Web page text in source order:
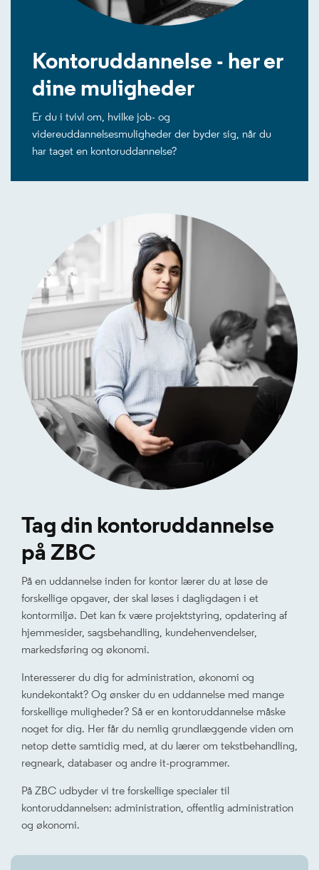
Kontoruddannelse - her er
dine muligheder
Er du i tvivl om, hvilke job- og
videreuddannelsesmuligheder der byder sig, når du
har taget en kontoruddannelse?
Tag din kontoruddannelse
på ZBC
På en uddannelse inden for kontor lærer du at løse de
forskellige opgaver, der skal løses i dagligdagen i et
kontormiljø. Det kan fx være projektstyring, opdatering af
hjemmesider, sagsbehandling, kundehenvendelser,
markedsføring og økonomi.
Interesserer du dig for administration, økonomi og
kundekontakt? Og ønsker du en uddannelse med mange
forskellige muligheder? Så er en kontoruddannelse måske
noget for dig. Her får du nemlig grundlæggende viden om
netop dette samtidig med, at du lærer om tekstbehandling,
regneark, databaser og andre it-programmer.
På ZBC udbyder vi tre forskellige specialer til
kontoruddannelsen: administration, offentlig administration
og økonomi.